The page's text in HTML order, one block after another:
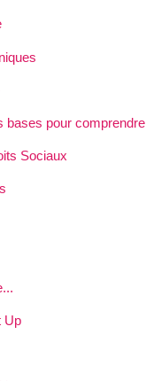
bases pour comprendre
Sociaux
Up